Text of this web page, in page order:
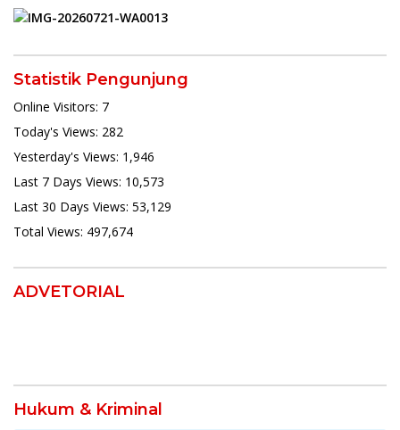
Statistik Pengunjung
Online Visitors: 7
Today's Views: 282
Yesterday's Views: 1,946
Last 7 Days Views: 10,573
Last 30 Days Views: 53,129
Total Views: 497,674
ADVETORIAL
Hukum & Kriminal